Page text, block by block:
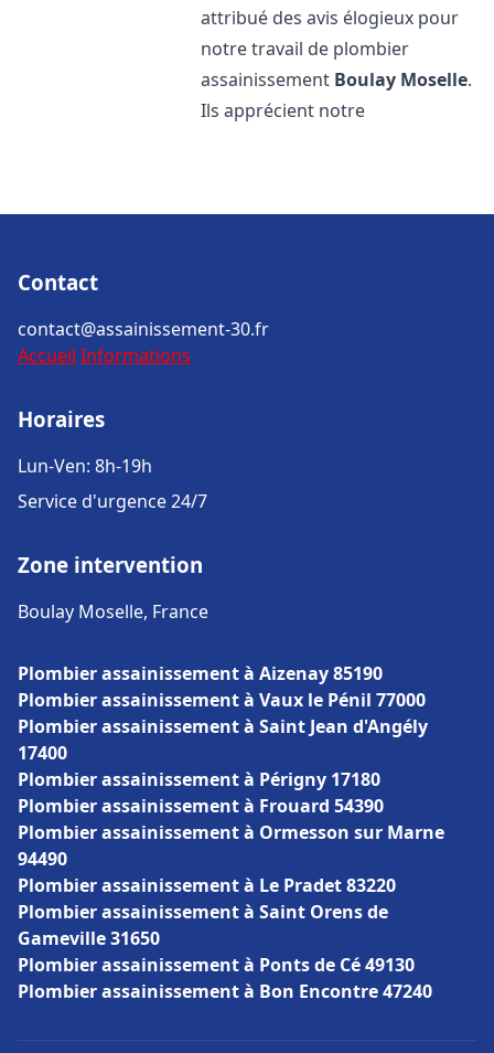
attribué des avis élogieux pour
notre travail de plombier
assainissement Boulay Moselle.
Ils apprécient notre
Contact
contact@assainissement-30.fr
Accueil Informations
Horaires
Lun-Ven: 8h-19h
Service d'urgence 24/7
Zone intervention
Boulay Moselle, France
Plombier assainissement à Aizenay 85190
Plombier assainissement à Vaux le Pénil 77000
Plombier assainissement à Saint Jean d'Angély
17400
Plombier assainissement à Périgny 17180
Plombier assainissement à Frouard 54390
Plombier assainissement à Ormesson sur Marne
94490
Plombier assainissement à Le Pradet 83220
Plombier assainissement à Saint Orens de
Gameville 31650
Plombier assainissement à Ponts de Cé 49130
Plombier assainissement à Bon Encontre 47240